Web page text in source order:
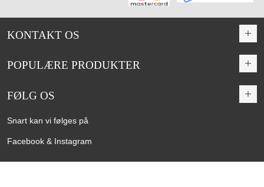
KONTAKT OS
POPULÆRE PRODUKTER
FØLG OS
Snart kan vi følges på
Facebook & Instagram